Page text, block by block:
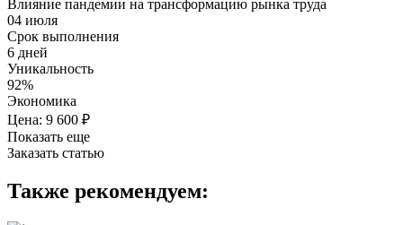
Влияние пандемии на трансформацию рынка труда
04 июля
Срок выполнения
6 дней
Уникальность
92%
Экономика
Цена: 9 600 ₽
Показать еще
Заказать статью
Также рекомендуем: